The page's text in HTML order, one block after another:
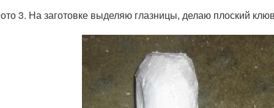
3. На заготовке выделяю глазницы, делаю плоский